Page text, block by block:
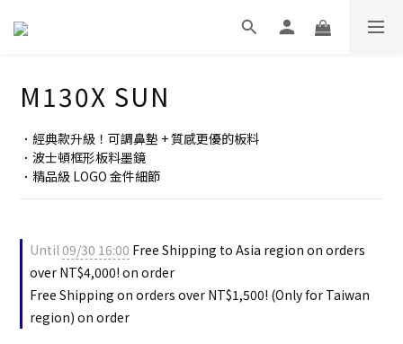
M130X SUN
．經典款升級！可調鼻墊 + 質感更優的板料
．波士頓框形板料墨鏡
．精品級 LOGO 金件細節
Until09/30 16:00 Free Shipping to Asia region on orders
over NT$4,000! on order
Free Shipping on orders over NT$1,500! (Only for Taiwan
region) on order